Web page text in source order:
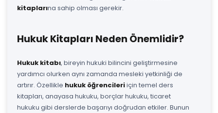
kitaplarına sahip olması gerekir.
Hukuk Kitapları Neden Önemlidir?
Hukuk kitabı, bireyin hukuki bilincini geliştirmesine
yardımcı olurken aynı zamanda mesleki yetkinliği de
artırır. Özellikle hukuk öğrencileriiçin temel ders
kitapları, anayasa hukuku, borçlar hukuku, ticaret
hukuku gibi derslerde başarıyı doğrudan etkiler. Bunun